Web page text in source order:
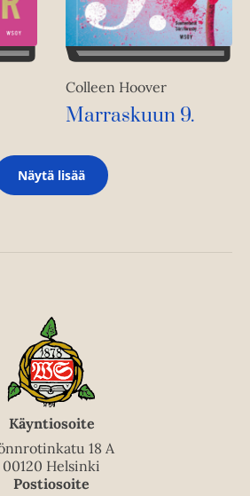
Colleen Hoover
Marraskuun 9.
Näytä lisää
Käyntiosoite
18 A
00120 Helsinki
Postiosoite